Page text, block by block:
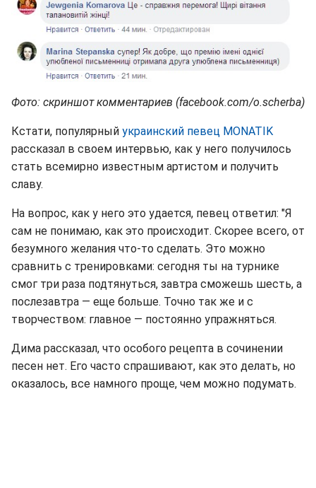
Фото: скриншот комментариев (facebook.com/o.scherba)
Кстати, популярный украинский певец MONATIK
рассказал в своем интервью, как у него получилось
стать всемирно известным артистом и получить
славу.
На вопрос, как у него это удается, певец ответил: "Я
сам не понимаю, как это происходит. Скорее всего, от
безумного желания что-то сделать. Это можно
сравнить с тренировками: сегодня ты на турнике
смог три раза подтянуться, завтра сможешь шесть, а
послезавтра — еще больше. Точно так же и с
творчеством: главное — постоянно упражняться.
Дима рассказал, что особого рецепта в сочинении
песен нет. Его часто спрашивают, как это делать, но
оказалось, все намного проще, чем можно подумать.